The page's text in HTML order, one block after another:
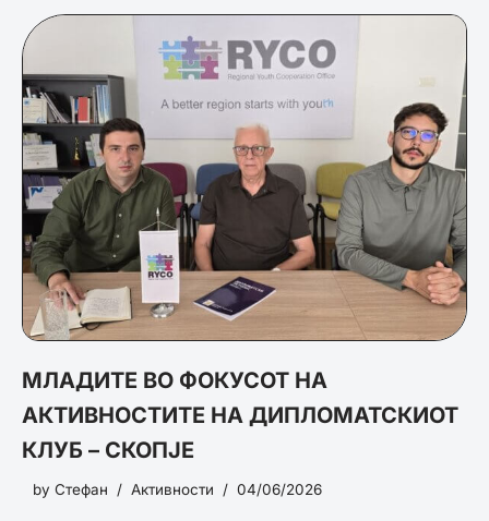
МЛАДИТЕ ВО ФОКУСОТ НА
АКТИВНОСТИТЕ НА ДИПЛОМАТСКИОТ
КЛУБ – СКОПЈЕ
by Стефан Активности 04/06/2026